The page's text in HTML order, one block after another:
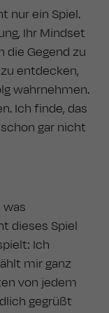
nur ein Spiel.
Ihr Mindset
die Gegend zu
entdecken,
wahrnehmen.
Ich finde, das
gar nicht
dieses Spiel
Ich
mir ganz
von jedem
gegrüßt